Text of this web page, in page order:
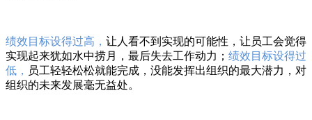
绩效目标设得过高， 让人看不到实现的可能性，让员工会觉得
实现起来犹如水中捞月，最后失去工作动力； 绩效目标设得过
低， 员工轻轻松松就能完成，没能发挥出组织的最大潜力，对
组织的未来发展毫无益处。